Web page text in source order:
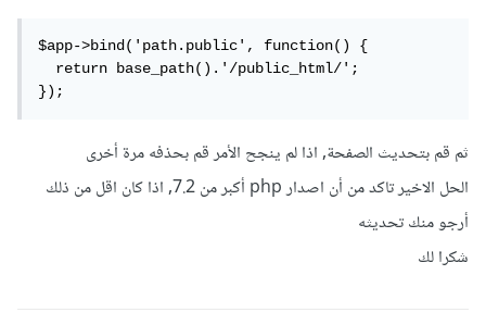
$app->bind('path.public', function() {
  return base_path().'/public_html/';
});
ثم قم بتحديث الصفحة, اذا لم ينجح الأمر قم بحذفه مرة أخرى
الحل الاخير تاكد من أن اصدار php أكبر من 7.2, اذا كان اقل من ذلك
أرجو منك تحديثه
شكرا لك